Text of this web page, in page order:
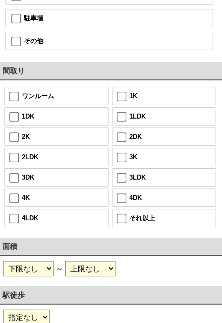
駐車場
その他
間取り
ワンルーム 1K
1DK 1LDK
2K 2DK
2LDK 3K
3DK 3LDK
4K 4DK
4LDK それ以上
面積
～
駅徒歩